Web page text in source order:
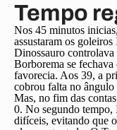
Tempo
Nos 45 minutos
assustaram os
Dinossauro controlava
Borborema se
favorecia. Aos 39, a
cobrou falta no
Mas, no fim das
0. No segundo tempo,
difíceis, evitando que o